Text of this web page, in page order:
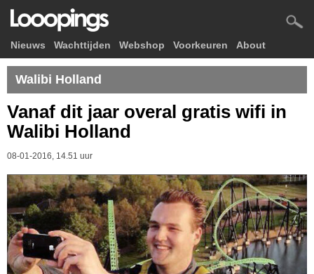
Nieuws Wachttijden Webshop Voorkeuren About
Walibi Holland
Vanaf dit jaar overal gratis wifi in
Walibi Holland
08-01-2016, 14.51 uur